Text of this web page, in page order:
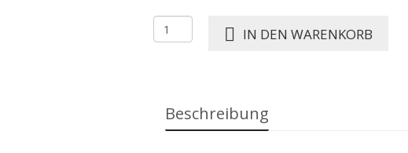
F781
KETTE
IN DEN WARENKORB
Beschreibung